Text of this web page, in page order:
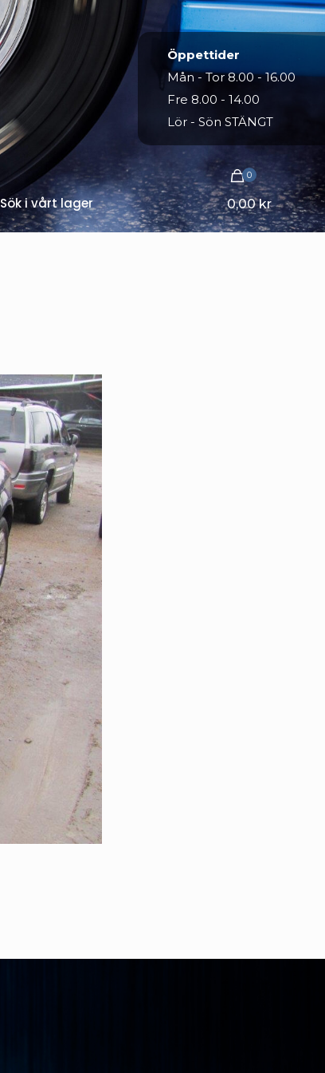
0
0,00 kr
Sök i vårt lager
Öppettider
Mån - Tor 8.00 - 16.00
Fre 8.00 - 14.00
Lör - Sön STÄNGT